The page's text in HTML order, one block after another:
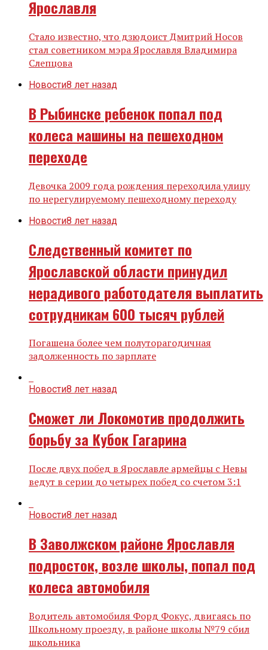
Ярославля
Стало известно, что дзюдоист Дмитрий Носов
стал советником мэра Ярославля Владимира
Слепцова
Новости8 лет назад
В Рыбинске ребенок попал под
колеса машины на пешеходном
переходе
Девочка 2009 года рождения переходила улицу
по нерегулируемому пешеходному переходу
Новости8 лет назад
Следственный комитет по
Ярославской области принудил
нерадивого работодателя выплатить
сотрудникам 600 тысяч рублей
Погашена более чем полуторагодичная
задолженность по зарплате
Новости8 лет назад
Сможет ли Локомотив продолжить
борьбу за Кубок Гагарина
После двух побед в Ярославле армейцы с Невы
ведут в серии до четырех побед со счетом 3:1
Новости8 лет назад
В Заволжском районе Ярославля
подросток, возле школы, попал под
колеса автомобиля
Водитель автомобиля Форд Фокус, двигаясь по
Школьному проезду, в районе школы №79 сбил
школьника